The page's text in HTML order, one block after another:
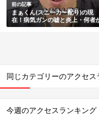
前の記事
まぁくん(スニーカー配り)の現
在！病気ガンの嘘と炎上・何者
経歴・身長と年齢・過去の経歴
同じカテゴリーのアクセス
今週のアクセスランキング